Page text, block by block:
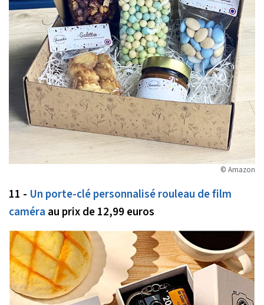
© Amazon
11 - Un porte-clé personnalisé rouleau de film
caméra au prix de 12,99 euros